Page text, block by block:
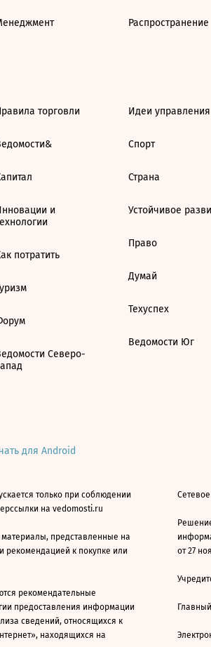
Распространение
торговли
и
потратить
Северо-
Идеи управления
Спорт
Страна
Устойчивое
Право
Думай
Техуспех
Ведомости Юг
для Android
только при соблюдении
на vedomosti.ru
материалы, представленные на
рекомендацией к покупке или
рекомендательные
предоставления информации
сведений, относящихся к
находящихся на
от 27